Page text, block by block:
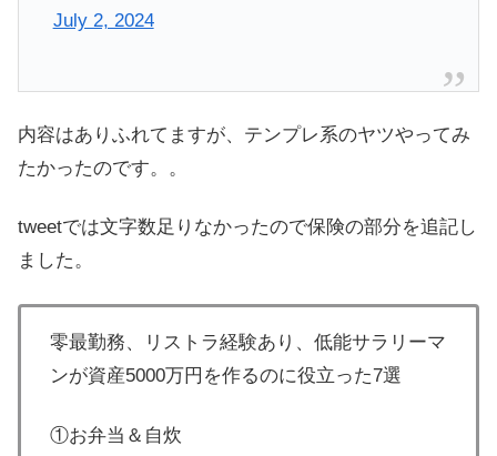
July 2, 2024
内容はありふれてますが、テンプレ系のヤツやってみ
たかったのです。。
tweetでは文字数足りなかったので保険の部分を追記し
ました。
零最勤務、リストラ経験あり、低能サラリーマ
ンが資産5000万円を作るのに役立った7選
①お弁当＆自炊